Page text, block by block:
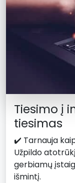
Tiesimo į
tiesimas
✔️ Tarnauja
Užpildo
gerbiamų
išmintį.